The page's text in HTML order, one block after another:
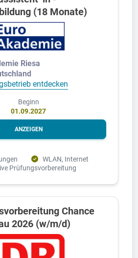
(18 Monate)
Riesa
entdecken
Beginn
01.09.2027
ANZEIGEN
WLAN, Internet
Prüfungsvorbereitung
Chance
2026 (w/m/d)